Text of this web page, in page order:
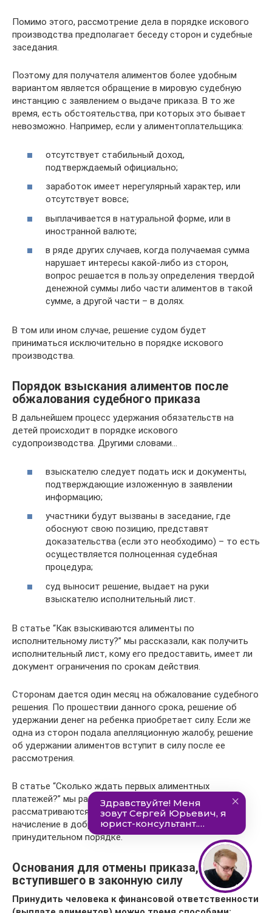
Помимо этого, рассмотрение дела в порядке искового
производства предполагает беседу сторон и судебные
заседания.
Поэтому для получателя алиментов более удобным
вариантом является обращение в мировую судебную
инстанцию с заявлением о выдаче приказа. В то же
время, есть обстоятельства, при которых это бывает
невозможно. Например, если у алиментоплательщика:
отсутствует стабильный доход,
подтверждаемый официально;
заработок имеет нерегулярный характер, или
отсутствует вовсе;
выплачивается в натуральной форме, или в
иностранной валюте;
в ряде других случаев, когда получаемая сумма
нарушает интересы какой-либо из сторон,
вопрос решается в пользу определения твердой
денежной суммы либо части алиментов в такой
сумме, а другой части – в долях.
В том или ином случае, решение судом будет
приниматься исключительно в порядке искового
производства.
Порядок взыскания алиментов после
обжалования судебного приказа
В дальнейшем процесс удержания обязательств на
детей происходит в порядке искового
судопроизводства. Другими словами…
взыскателю следует подать иск и документы,
подтверждающие изложенную в заявлении
информацию;
участники будут вызваны в заседание, где
обоснуют свою позицию, представят
доказательства (если это необходимо) – то есть
осуществляется полноценная судебная
процедура;
суд выносит решение, выдает на руки
взыскателю исполнительный лист.
В статье “Как взыскиваются алименты по
исполнительному листу?” мы рассказали, как получить
исполнительный лист, кому его предоставить, имеет ли
документ ограничения по срокам действия.
Сторонам дается один месяц на обжалование судебного
решения. По прошествии данного срока, решение об
удержании денег на ребенка приобретает силу. Если же
одна из сторон подала апелляционную жалобу, решение
об удержании алиментов вступит в силу после ее
рассмотрения.
В статье “Сколько ждать первых алиментных
платежей?” мы рассказали, в какие сроки
рассматриваются алиментные дела, как происходит
начисление в добровольном порядке и взыскание в
принудительном порядке.
Основания для отмены приказа,
вступившего в законную силу
Принудить человека к финансовой ответственности